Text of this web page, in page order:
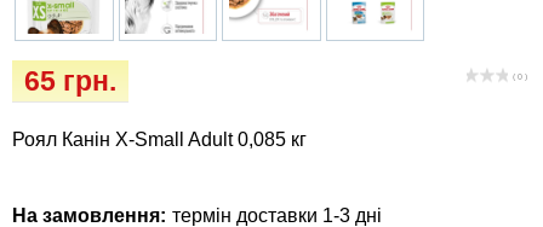
( 0 )
65 грн.
Роял Канін X-Small Adult 0,085 кг
На замовлення: термін доставки 1-3 дні
Ласощі та корма
Vet Diet Canine Wet – ветеринарні дієти для
коврики
Миски, автогодівниці, поїлки